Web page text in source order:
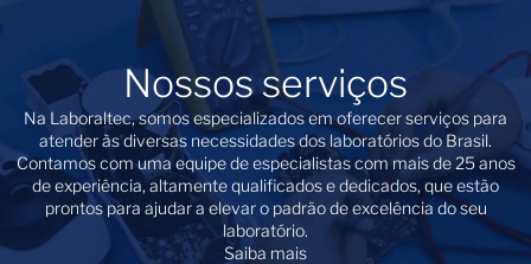
Nossos serviços
Na Laboraltec, somos especializados em oferecer serviços para
atender às diversas necessidades dos laboratórios do Brasil.
Contamos com uma equipe de especialistas com mais de 25 anos
de experiência, altamente qualificados e dedicados, que estão
prontos para ajudar a elevar o padrão de excelência do seu
laboratório.
Saiba mais